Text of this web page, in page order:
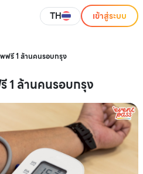
TH เข้าสู่ระบบ
ฟรี 1 ล้านคนรอบกรุง
1 ล้านคนรอบกรุง